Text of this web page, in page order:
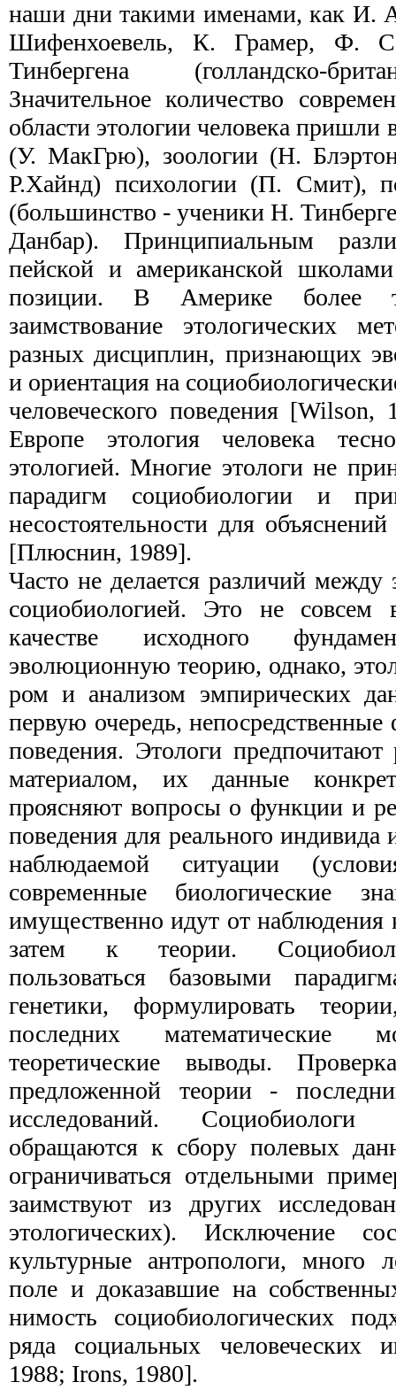
наши дни такими именами, как И.
Шифенхоевель, К. Грамер, Ф.
Тинбергена (гол­ландско-
Значительное количество
области этологии человека пришли
(У. МакГрю), зоологии (Н.
Р.Хайнд) психоло­гии (П. Смит),
(большинство - ученики Н.
Данбар). Принципиальным
пейской и американской
позиции. В Америке более
заимствование этологических
разных дисциплин, признающих
и ориентация­ на
человеческого поведения
Европе этология человека
этологией. Многие этологи не
парадигм социобиологии и
несостоятельности для
[Плюснин, 1989].
Часто не делается различий между
социобиоло­гией. Это не
качестве исходного
эволюционную теорию, однако,
ром и анализом эмпирических
первую очередь,
поведения. Этологи предпочитают
материалом, их данные
проясняют вопросы о функции и
поведения для реального
наблюдаемой ситуации
современные биологические
имущественно идут от
затем к теории.
пользоваться базовыми
генетики, формулировать
последних
теоретические выводы.
предложенной теории -
исследо­ваний. Социобиологи
обращаются к сбору полевых
ограничиваться отдельными
заимствуют из других
этологических). Исключение
культурные антропологи, много
поле и доказавшие на
нимость социобиологических
ряда социальных человеческих
1988; Irons, 1980].